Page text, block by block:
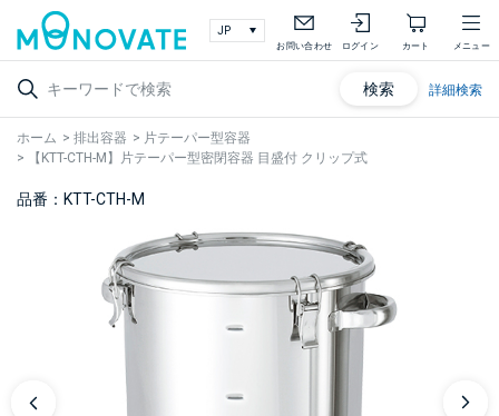
お問い合わせ ログイン カート メニュー
検索 詳細検索
ホーム > 排出容器 > 片テーパー型容器
>
【KTT-CTH-M】片テーパー型密閉容器 目盛付 クリップ式
品番：KTT-CTH-M